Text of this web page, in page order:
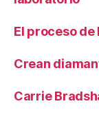
El proceso
Crean
Carrie